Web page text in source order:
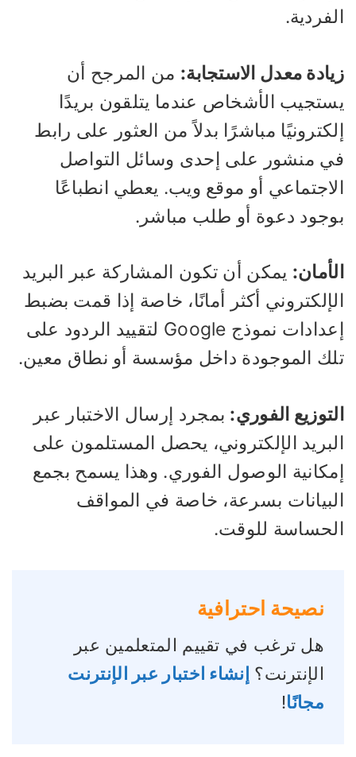
معدل الاستجابة:من المرجح أن
الأشخاص عندما يتلقون بريدًا
مباشرًا بدلاً من العثور على رابط
منشور على إحدى وسائل التواصل
أو موقع ويب. يعطي انطباعًا
دعوة أو طلب مباشر.
يمكن أن تكون المشاركة عبر البريد
أكثر أمانًا، خاصة إذا قمت بضبط
إعدادات نموذج Google لتقييد الردود على
الموجودة داخل مؤسسة أو نطاق معين.
الفوري:بمجرد إرسال الاختبار عبر
الإلكتروني، يحصل المستلمون على
الوصول الفوري. وهذا يسمح بجمع
بسرعة، خاصة في المواقف
للوقت.
نصيحة احترافية
هل ترغب في تقييم المتعلمين عبر
الإنترنت؟إنشاء اختبار عبر الإنترنت
مجانًا!